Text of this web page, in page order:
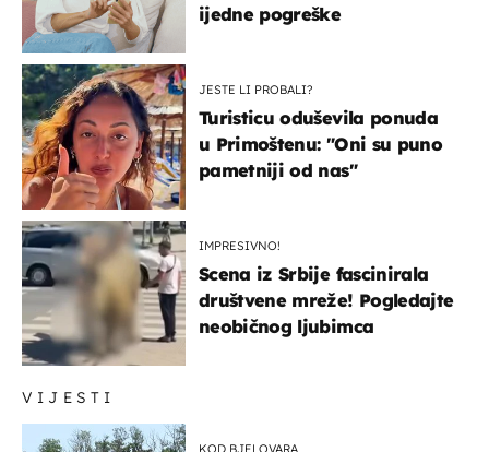
VIJESTI
KOD BJELOVARA
ijedne pogreške
JESTE LI PROBALI?
Turisticu oduševila ponuda
u Primoštenu: "Oni su puno
pametniji od nas"
IMPRESIVNO!
Scena iz Srbije fascinirala
društvene mreže! Pogledajte
neobičnog ljubimca